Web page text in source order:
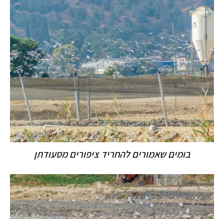
בומים שאמורים להחריד ציפורים מסעודתן